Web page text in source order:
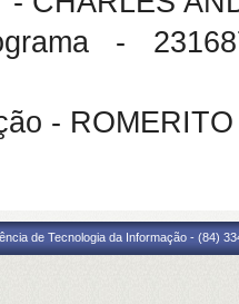
-
-
de Tecnologia da Informação - (84)